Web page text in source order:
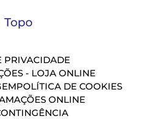
PRIVACIDADE
- LOJA ONLINE
POLÍTICA DE COOKIES
ONLINE